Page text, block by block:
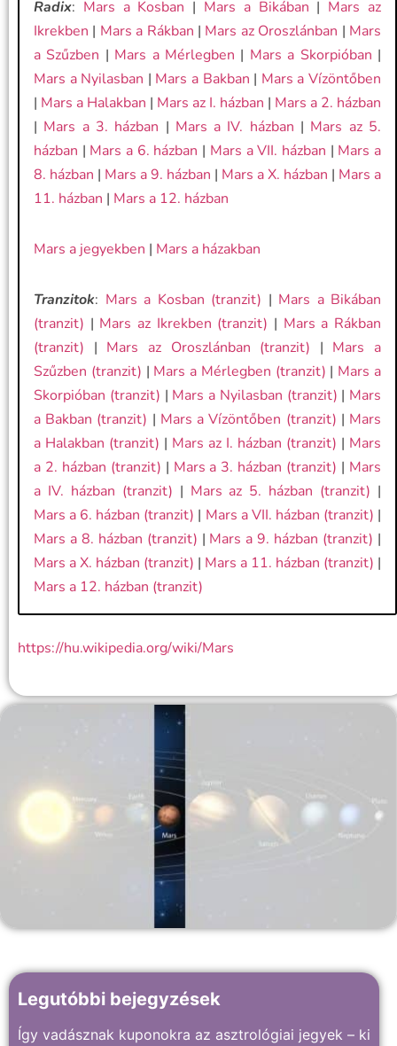
Legutóbbi bejegyzések
Így vadásznak kuponokra az asztrológiai jegyek – ki
Radix: Mars a Kosban | Mars a Bikában | Mars az
Ikrekben | Mars a Rákban | Mars az Oroszlánban | Mars
a Szűzben | Mars a Mérlegben | Mars a Skorpióban |
Mars a Nyilasban | Mars a Bakban | Mars a Vízöntőben
| Mars a Halakban | Mars az I. házban | Mars a 2. házban
| Mars a 3. házban | Mars a IV. házban | Mars az 5.
házban | Mars a 6. házban | Mars a VII. házban | Mars a
8. házban | Mars a 9. házban | Mars a X. házban | Mars a
11. házban | Mars a 12. házban
Mars a jegyekben | Mars a házakban
Tranzitok: Mars a Kosban (tranzit) | Mars a Bikában
(tranzit) | Mars az Ikrekben (tranzit) | Mars a Rákban
(tranzit) | Mars az Oroszlánban (tranzit) | Mars a
Szűzben (tranzit) | Mars a Mérlegben (tranzit) | Mars a
Skorpióban (tranzit) | Mars a Nyilasban (tranzit) | Mars
a Bakban (tranzit) | Mars a Vízöntőben (tranzit) | Mars
a Halakban (tranzit) | Mars az I. házban (tranzit) | Mars
a 2. házban (tranzit) | Mars a 3. házban (tranzit) | Mars
a IV. házban (tranzit) | Mars az 5. házban (tranzit) |
Mars a 6. házban (tranzit) | Mars a VII. házban (tranzit) |
Mars a 8. házban (tranzit) | Mars a 9. házban (tranzit) |
Mars a X. házban (tranzit) | Mars a 11. házban (tranzit) |
Mars a 12. házban (tranzit)
https://hu.wikipedia.org/wiki/Mars